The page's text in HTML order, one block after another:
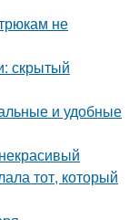
не
скрытый
и удобные
тот, который